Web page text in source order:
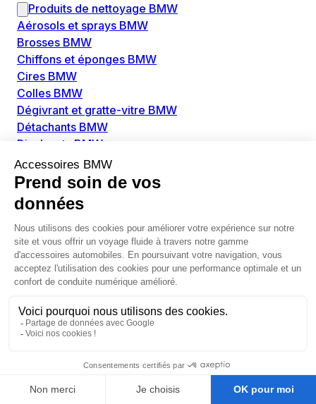
Produits de nettoyage BMW
Aérosols et sprays BMW
Brosses BMW
Chiffons et éponges BMW
Cires BMW
Colles BMW
Dégivrant et gratte-vitre BMW
Détachants BMW
Disolvants BMW
Lubrifiants BMW
Nettoyant intérieur BMW
Nettoyant extérieur BMW
Pièces détachées BMW
Alimentation Carburant BMW
Boitier papillon BMW
Faisceau de câble pour réservoir avec pompe
d'aspiration BMW
Pompe à carburant BMW
Pompe diesel BMW
Bobines d'allumage BMW